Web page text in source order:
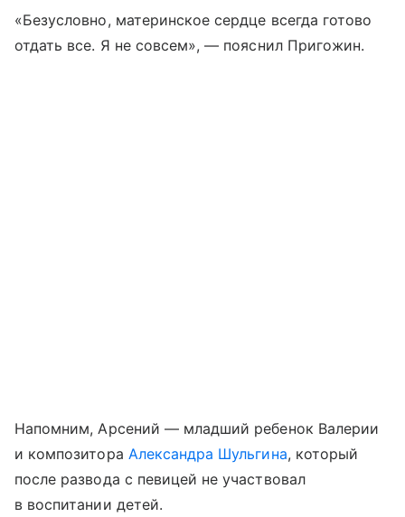
«Безусловно, материнское сердце всегда готово
отдать все. Я не совсем», — пояснил Пригожин.
Напомним, Арсений — младший ребенок Валерии
и композитора Александра Шульгина, который
после развода с певицей не участвовал
в воспитании детей.